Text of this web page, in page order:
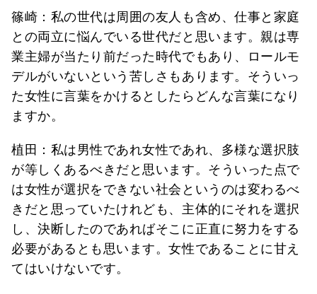
篠崎：私の世代は周囲の友人も含め、仕事と家庭
との両立に悩んでいる世代だと思います。親は専
業主婦が当たり前だった時代でもあり、ロールモ
デルがいないという苦しさもあります。そういっ
た女性に言葉をかけるとしたらどんな言葉になり
ますか。
植田：私は男性であれ女性であれ、多様な選択肢
が等しくあるべきだと思います。そういった点で
は女性が選択をできない社会というのは変わるべ
きだと思っていたけれども、主体的にそれを選択
し、決断したのであればそこに正直に努力をする
必要があるとも思います。女性であることに甘え
てはいけないです。